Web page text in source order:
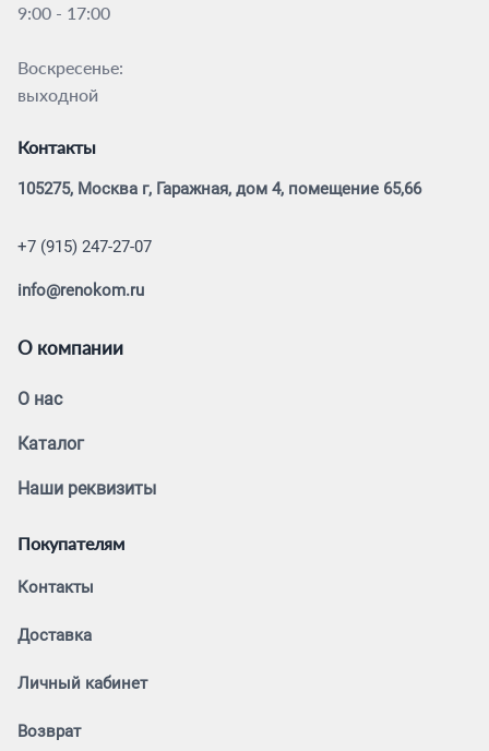
9:00 - 17:00
Воскресенье:
выходной
Контакты
105275, Москва г, Гаражная, дом 4, помещение 65,66
+7 (915) 247-27-07
info@renokom.ru
О компании
О нас
Каталог
Наши реквизиты
Покупателям
Контакты
Доставка
Личный кабинет
Возврат